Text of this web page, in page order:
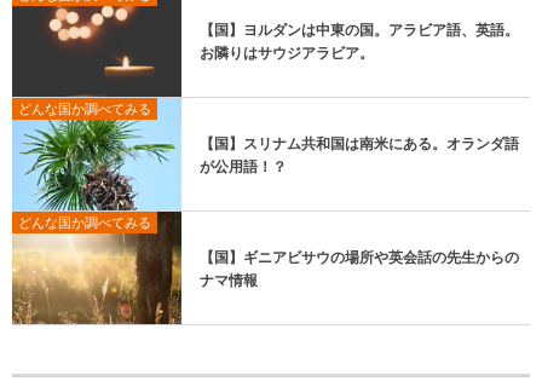
【国】ヨルダンは中東の国。アラビア語、英語。
お隣りはサウジアラビア。
どんな国か調べてみる
【国】スリナム共和国は南米にある。オランダ語
が公用語！？
どんな国か調べてみる
【国】ギニアビサウの場所や英会話の先生からの
ナマ情報